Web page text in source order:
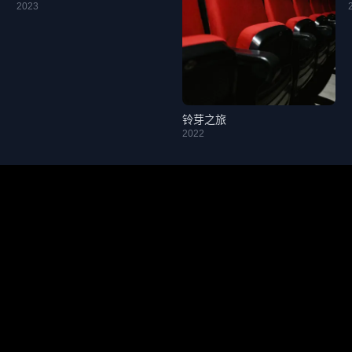
2023
铃芽之旅
2022